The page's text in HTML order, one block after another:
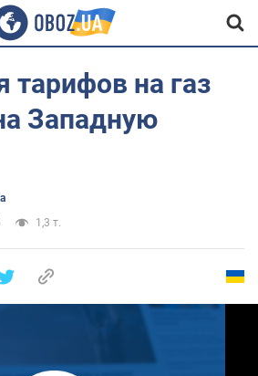
тарифов на газ
Западную
1,3 т.